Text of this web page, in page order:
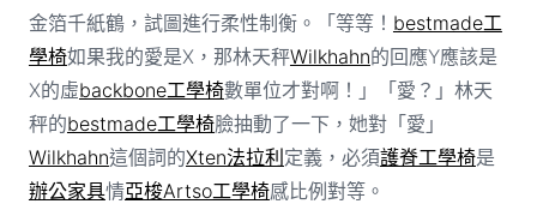
金箔千紙鶴，試圖進行柔性制衡。「等等！ bestmade工
學椅如果我的愛是X，那林天秤Wilkhahn的回應Y應該是
X的虛backbone工學椅數單位才對啊！」「愛？」林天
秤的bestmade工學椅臉抽動了一下，她對「愛」
Wilkhahn這個詞的Xten法拉利定義，必須護脊工學椅是
辦公家具情亞梭Artso工學椅感比例對等。